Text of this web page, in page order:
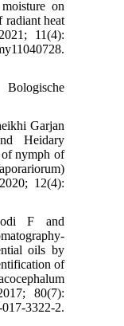
moisture on
of radiant heat
2021; 11(4):
Bologische
Garjan
Heidary
of nymph of
Vaporariorum)
2020; 12(4):
F and
oils by
of
2017; 80(7):
017-3322-2.